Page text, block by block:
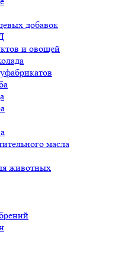
добавок
и овощей
масла
животных